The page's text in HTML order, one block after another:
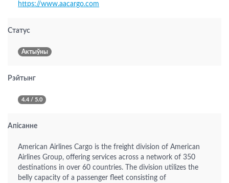
https://www.aacargo.com
Статус
Актыўны
Рэйтынг
4.4 / 5.0
Апісанне
American Airlines Cargo is the freight division of American
Airlines Group, offering services across a network of 350
destinations in over 60 countries. The division utilizes the
belly capacity of a passenger fleet consisting of